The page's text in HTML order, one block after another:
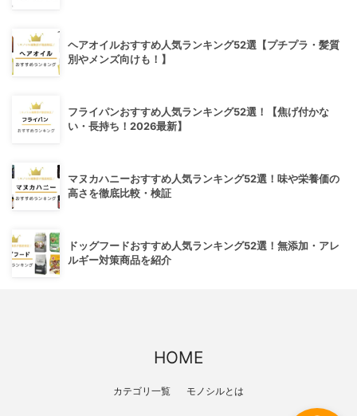
ヘアオイルおすすめ人気ランキング52選【プチプラ・髪質
別やメンズ向けも！】
フライパンおすすめ人気ランキング52選！【焦げ付かな
い・長持ち！2026最新】
マヌカハニーおすすめ人気ランキング52選！味や栄養価の
高さを徹底比較・検証
ドッグフードおすすめ人気ランキング52選！無添加・アレ
ルギー対策商品を紹介
HOME
カテゴリ一覧 モノシルとは